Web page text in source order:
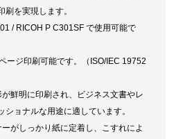
刷を実現します。
/ RICOH P C301SF で使用可能で
ージ印刷可能です。（ISO/IEC 19752
鮮明に印刷され、ビジネス文書やレ
ショナルな用途に適しています。
がしっかり紙に定着し、こすれによ